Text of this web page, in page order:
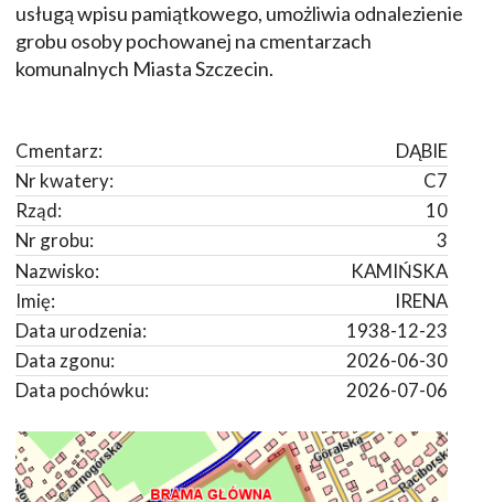
usługą wpisu pamiątkowego, umożliwia odnalezienie
grobu osoby pochowanej na cmentarzach
komunalnych Miasta Szczecin.
DĄBIE
Cmentarz:
C7
Nr kwatery:
10
Rząd:
3
Nr grobu:
KAMIŃSKA
Nazwisko:
IRENA
Imię:
1938-12-23
Data urodzenia:
2026-06-30
Data zgonu:
2026-07-06
Data pochówku: